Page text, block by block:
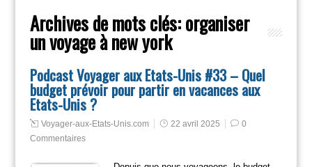
Archives de mots clés:organiser
un voyage à new york
Podcast Voyager aux Etats-Unis #33 – Quel
budget prévoir pour partir en vacances aux
Etats-Unis ?
Voyager-aux-Etats-Unis.com 22 avril 2025
0
Commentaires